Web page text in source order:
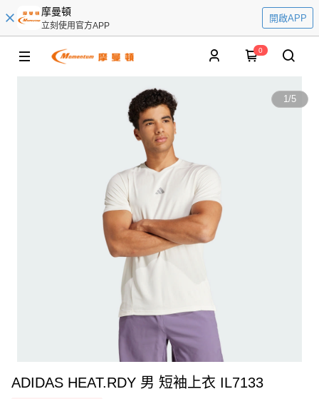
摩曼頓
立刻使用官方APP
開啟APP
0
1/5
ADIDAS HEAT.RDY 男 短袖上衣 IL7133